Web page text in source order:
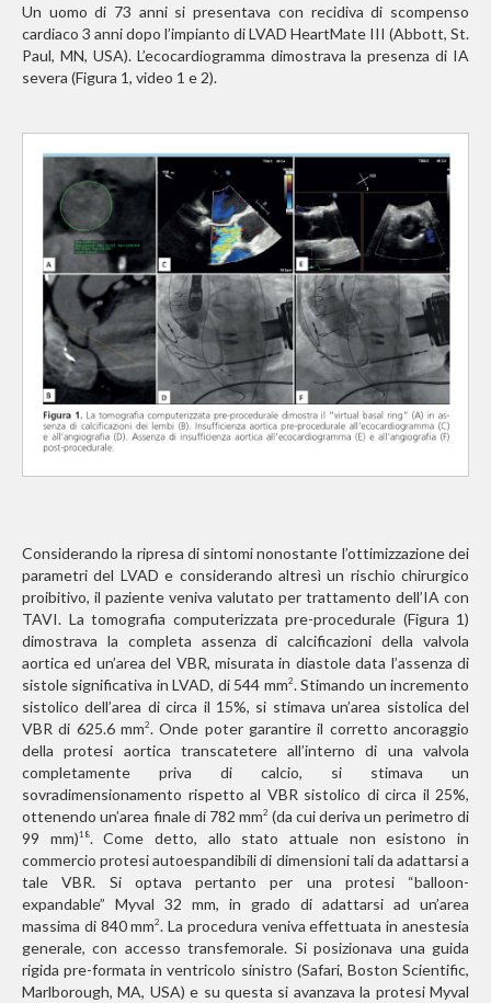
Un uomo di 73 anni si presentava con recidiva di scompenso
cardiaco 3 anni dopo l’impianto di LVAD HeartMate III (Abbott, St.
Paul, MN, USA). L’ecocardiogramma dimostrava la presenza di IA
severa (Figura 1, video 1 e 2).
Considerando la ripresa di sintomi nonostante l’ottimizzazione dei
parametri del LVAD e considerando altresì un rischio chirurgico
proibitivo, il paziente veniva valutato per trattamento dell’IA con
TAVI. La tomografia computerizzata pre-procedurale (Figura 1)
dimostrava la completa assenza di calcificazioni della valvola
aortica ed un’area del VBR, misurata in diastole data l’assenza di
sistole significativa in LVAD, di 544 mm2. Stimando un incremento
sistolico dell’area di circa il 15%, si stimava un’area sistolica del
VBR di 625.6 mm2. Onde poter garantire il corretto ancoraggio
della protesi aortica transcatetere all’interno di una valvola
completamente priva di calcio, si stimava un
sovradimensionamento rispetto al VBR sistolico di circa il 25%,
ottenendo un’area finale di 782 mm2 (da cui deriva un perimetro di
99 mm)18. Come detto, allo stato attuale non esistono in
commercio protesi autoespandibili di dimensioni tali da adattarsi a
tale VBR. Si optava pertanto per una protesi “balloon-
expandable” Myval 32 mm, in grado di adattarsi ad un’area
massima di 840 mm2. La procedura veniva effettuata in anestesia
generale, con accesso transfemorale. Si posizionava una guida
rigida pre-formata in ventricolo sinistro (Safari, Boston Scientific,
Marlborough, MA, USA) e su questa si avanzava la protesi Myval